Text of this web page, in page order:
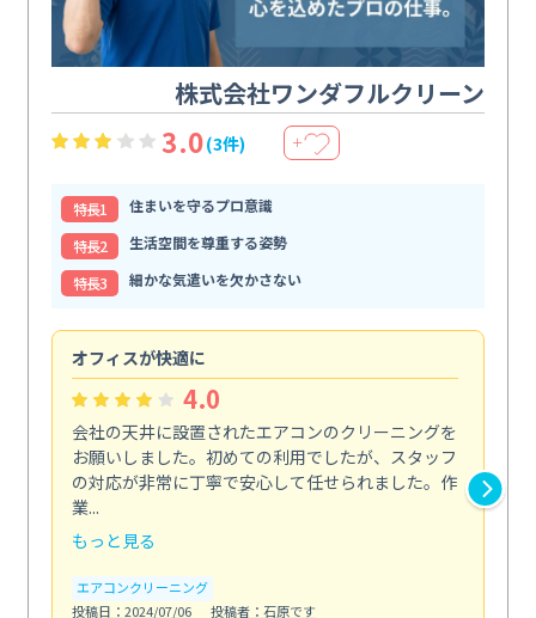
株式会社ワンダフルクリーン
3.0(3件) ＋
特⻑1
住まいを守るプロ意識
特⻑2
生活空間を尊重する姿勢
特⻑3
細かな気遣いを欠かさない
オフィスが快適に
4.0
会社の天井に設置されたエアコンのクリーニングを
お願いしました。初めての利用でしたが、スタッフ
の対応が非常に丁寧で安心して任せられました。作
業...
もっと見る
エアコンクリーニング
投稿日：2024/07/06
投稿者：石原です